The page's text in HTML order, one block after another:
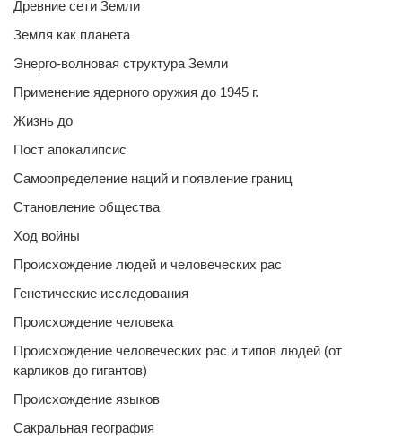
Древние сети Земли
Земля как планета
Энерго-волновая структура Земли
Применение ядерного оружия до 1945 г.
Жизнь до
Пост апокалипсис
Самоопределение наций и появление границ
Становление общества
Ход войны
Происхождение людей и человеческих рас
Генетические исследования
Происхождение человека
Происхождение человеческих рас и типов людей (от
карликов до гигантов)
Происхождение языков
Сакральная география